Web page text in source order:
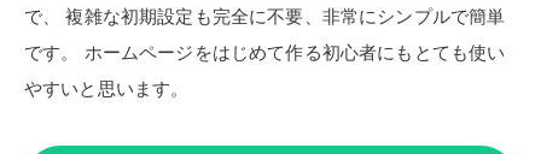
で、
複雑な初期設定も完全に不要、非常にシンプルで簡単
です。
ホームページをはじめて作る初心者にもとても使い
やすいと思います。